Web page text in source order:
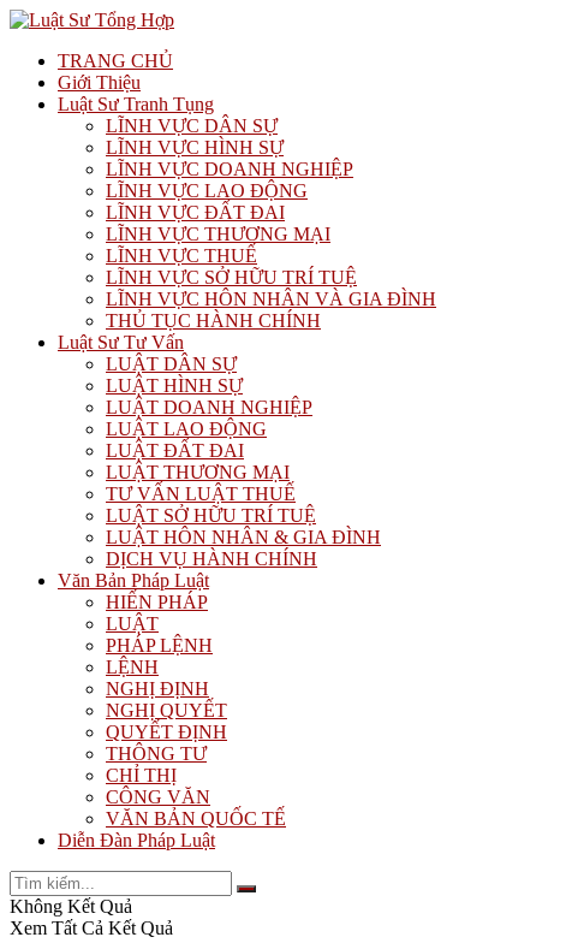
TRANG CHỦ
Giới Thiệu
Luật Sư Tranh Tụng
LĨNH VỰC DÂN SỰ
LĨNH VỰC HÌNH SỰ
LĨNH VỰC DOANH NGHIỆP
LĨNH VỰC LAO ĐỘNG
LĨNH VỰC ĐẤT ĐAI
LĨNH VỰC THƯƠNG MẠI
LĨNH VỰC THUẾ
LĨNH VỰC SỞ HỮU TRÍ TUỆ
LĨNH VỰC HÔN NHÂN VÀ GIA ĐÌNH
THỦ TỤC HÀNH CHÍNH
Luật Sư Tư Vấn
LUẬT DÂN SỰ
LUẬT HÌNH SỰ
LUẬT DOANH NGHIỆP
LUẬT LAO ĐỘNG
LUẬT ĐẤT ĐAI
LUẬT THƯƠNG MẠI
TƯ VẤN LUẬT THUẾ
LUẬT SỞ HỮU TRÍ TUỆ
LUẬT HÔN NHÂN & GIA ĐÌNH
DỊCH VỤ HÀNH CHÍNH
Văn Bản Pháp Luật
HIẾN PHÁP
LUẬT
PHÁP LỆNH
LỆNH
NGHỊ ĐỊNH
NGHỊ QUYẾT
QUYẾT ĐỊNH
THÔNG TƯ
CHỈ THỊ
CÔNG VĂN
VĂN BẢN QUỐC TẾ
Diễn Đàn Pháp Luật
Không Kết Quả
Xem Tất Cả Kết Quả